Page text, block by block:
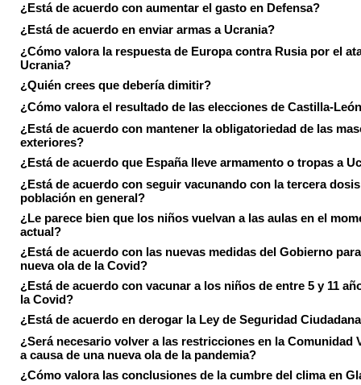
¿Está de acuerdo con aumentar el gasto en Defensa?
¿Está de acuerdo en enviar armas a Ucrania?
¿Cómo valora la respuesta de Europa contra Rusia por el
Ucrania?
¿Quién crees que debería dimitir?
¿Cómo valora el resultado de las elecciones de Castilla-
¿Está de acuerdo con mantener la obligatoriedad de las
exteriores?
¿Está de acuerdo que España lleve armamento o tropas a
¿Está de acuerdo con seguir vacunando con la tercera
población en general?
¿Le parece bien que los niños vuelvan a las aulas en el
actual?
¿Está de acuerdo con las nuevas medidas del Gobierno
nueva ola de la Covid?
¿Está de acuerdo con vacunar a los niños de entre 5 y 11
la Covid?
¿Está de acuerdo en derogar la Ley de Seguridad
¿Será necesario volver a las restricciones en la Comunidad
a causa de una nueva ola de la pandemia?
¿Cómo valora las conclusiones de la cumbre del clima en